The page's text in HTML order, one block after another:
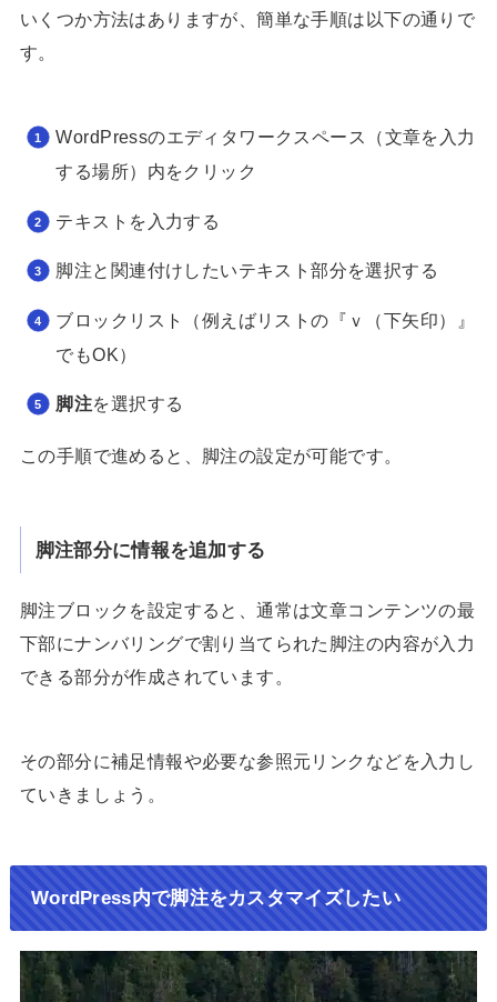
いくつか方法はありますが、簡単な手順は以下の通りで
す。
WordPressのエディタワークスペース（文章を入力
する場所）内をクリック
テキストを入力する
脚注と関連付けしたいテキスト部分を選択する
ブロックリスト（例えばリストの『ｖ（下矢印）』
でもOK）
脚注を選択する
この手順で進めると、脚注の設定が可能です。
脚注部分に情報を追加する
脚注ブロックを設定すると、通常は文章コンテンツの最
下部にナンバリングで割り当てられた脚注の内容が入力
できる部分が作成されています。
その部分に補足情報や必要な参照元リンクなどを入力し
ていきましょう。
WordPress内で脚注をカスタマイズしたい